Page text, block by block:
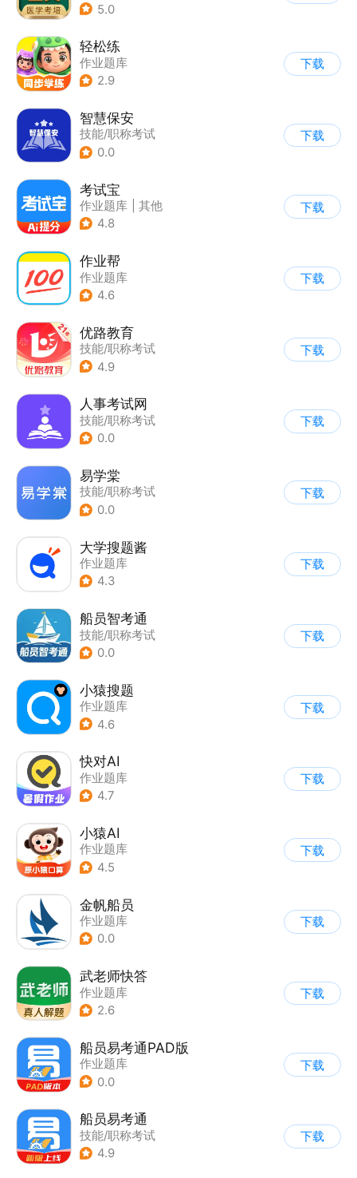
5.0
轻松练
作业题库
2.9
下载
智慧保安
技能/职称考试
0.0
下载
考试宝
作业题库
其他
4.8
下载
作业帮
作业题库
4.6
下载
优路教育
技能/职称考试
4.9
下载
人事考试网
技能/职称考试
0.0
下载
易学棠
技能/职称考试
0.0
下载
大学搜题酱
作业题库
4.3
下载
船员智考通
技能/职称考试
0.0
下载
小猿搜题
作业题库
4.6
下载
快对AI
作业题库
4.7
下载
小猿AI
作业题库
4.5
下载
金帆船员
作业题库
0.0
下载
武老师快答
作业题库
2.6
下载
船员易考通PAD版
作业题库
0.0
下载
船员易考通
技能/职称考试
4.9
下载